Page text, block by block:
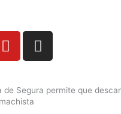
Y
o
t
u
I
n
a
de Segura permite que